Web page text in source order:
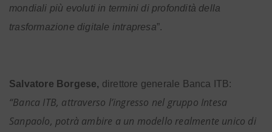
mondiali più evoluti in termini di profondità della
trasformazione digitale intrapresa”.
Salvatore Borgese, direttore generale Banca ITB:
“Banca ITB, attraverso l’ingresso nel gruppo Intesa
Sanpaolo, potrà ambire a un modello realmente unico di